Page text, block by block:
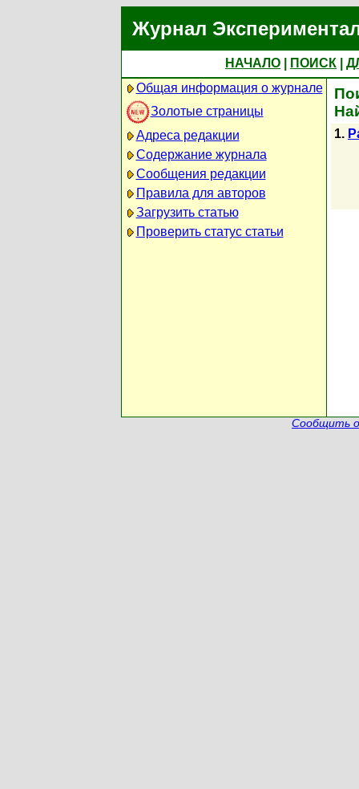
Журнал
НАЧАЛО ПОИСК
Общая информация о журнале
Золотые страницы
Адреса редакции
Содержание журнала
Сообщения редакции
Правила для авторов
Загрузить статью
Проверить статус статьи
1.
Сообщить о